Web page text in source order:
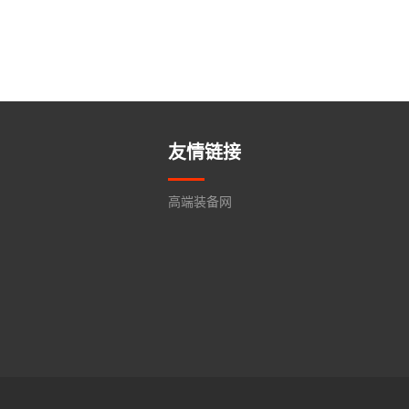
友情链接
高端装备网